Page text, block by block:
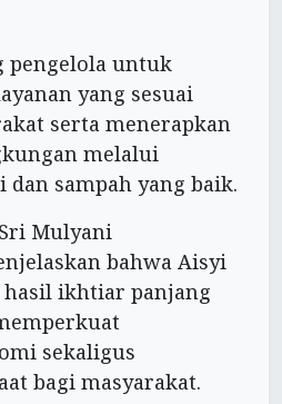
pengelola untuk
yang sesuai
serta menerapkan
melalui
sampah yang baik.
Mulyani
bahwa Aisyi
ikhtiar panjang
sekaligus
bagi masyarakat.